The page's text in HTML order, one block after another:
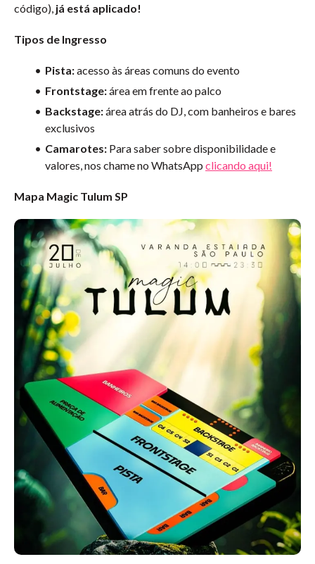
código), já está aplicado!
Tipos de Ingresso
Pista:acesso às áreas comuns do evento
Frontstage:área em frente ao palco
Backstage:área atrás do DJ, com banheiros e bares
exclusivos
Camarotes: Para saber sobre disponibilidade e
valores,nos chame no WhatsApp clicando aqui!
Mapa Magic Tulum SP